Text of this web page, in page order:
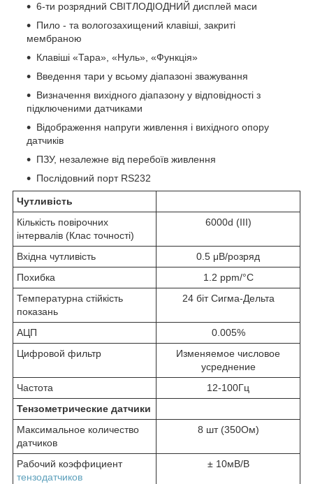
6-ти розрядний СВІТЛОДІОДНИЙ дисплей маси
Пило - та вологозахищений клавіші, закриті
мембраною
Клавіші «Тара», «Нуль», «Функція»
Введення тари у всьому діапазоні зважування
Визначення вихідного діапазону у відповідності з
підключеними датчиками
Відображення напруги живлення і вихідного опору
датчиків
ПЗУ, незалежне від перебоїв живлення
Послідовний порт RS232
Чутливість
Кількість повірочних
інтервалів (Клас точності)
6000d (III)
Вхідна чутливість
0.5 μВ/розряд
Похибка
1.2 ppm/°C
Температурна стійкість
показань
24 біт Сигма-Дельта
АЦП
0.005%
Цифровой фильтр
Изменяемое числовое
усреднение
Частота
12-100Гц
Тензометрические датчики
Максимальное количество
датчиков
8 шт (350Ом)
Рабочий коэффициент
тензодатчиков
± 10мВ/В